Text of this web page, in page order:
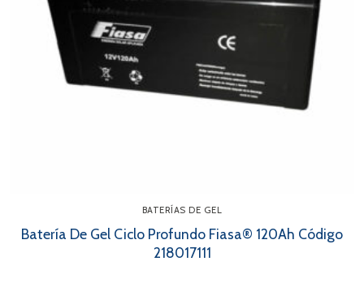
BATERÍAS DE GEL
Batería De Gel Ciclo Profundo Fiasa® 120Ah Código
218017111